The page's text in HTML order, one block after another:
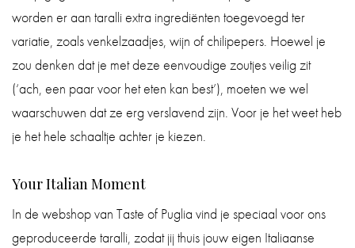
worden er aan taralli extra ingrediënten toegevoegd ter
variatie, zoals venkelzaadjes, wijn of chilipepers. Hoewel je
zou denken dat je met deze eenvoudige zoutjes veilig zit
(‘ach, een paar voor het eten kan best’), moeten we wel
waarschuwen dat ze erg verslavend zijn. Voor je het weet heb
je het hele schaaltje achter je kiezen.
Your Italian Moment
In de webshop van Taste of Puglia vind je speciaal voor ons
geproduceerde taralli, zodat jij thuis jouw eigen Italiaanse